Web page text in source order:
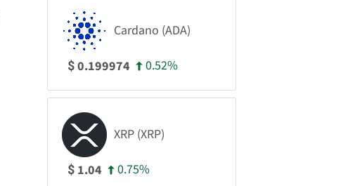
Cardano (ADA)
$0.199974 0.52%
XRP (XRP)
$ 1.04 0.75%